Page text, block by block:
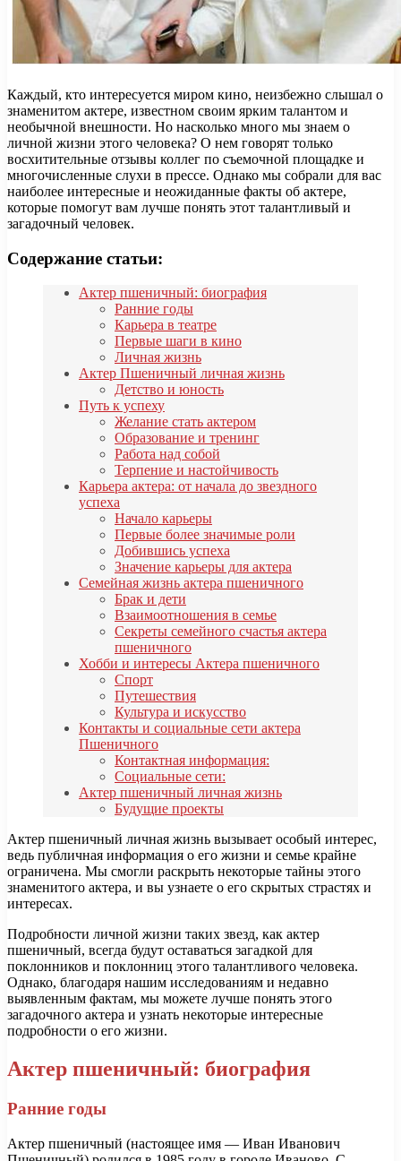
Каждый, кто интересуется миром кино, неизбежно слышал о
знаменитом актере, известном своим ярким талантом и
необычной внешности. Но насколько много мы знаем о
личной жизни этого человека? О нем говорят только
восхитительные отзывы коллег по съемочной площадке и
многочисленные слухи в прессе. Однако мы собрали для вас
наиболее интересные и неожиданные факты об актере,
которые помогут вам лучше понять этот талантливый и
загадочный человек.
Содержание статьи:
Актер пшеничный: биография
Ранние годы
Карьера в театре
Первые шаги в кино
Личная жизнь
Актер Пшеничный личная жизнь
Детство и юность
Путь к успеху
Желание стать актером
Образование и тренинг
Работа над собой
Терпение и настойчивость
Карьера актера: от начала до звездного
успеха
Начало карьеры
Первые более значимые роли
Добившись успеха
Значение карьеры для актера
Семейная жизнь актера пшеничного
Брак и дети
Взаимоотношения в семье
Секреты семейного счастья актера
пшеничного
Хобби и интересы Актера пшеничного
Спорт
Путешествия
Культура и искусство
Контакты и социальные сети актера
Пшеничного
Контактная информация:
Социальные сети:
Актер пшеничный личная жизнь
Будущие проекты
Актер пшеничный личная жизнь вызывает особый интерес,
ведь публичная информация о его жизни и семье крайне
ограничена. Мы смогли раскрыть некоторые тайны этого
знаменитого актера, и вы узнаете о его скрытых страстях и
интересах.
Подробности личной жизни таких звезд, как актер
пшеничный, всегда будут оставаться загадкой для
поклонников и поклонниц этого талантливого человека.
Однако, благодаря нашим исследованиям и недавно
выявленным фактам, мы можете лучше понять этого
загадочного актера и узнать некоторые интересные
подробности о его жизни.
Актер пшеничный: биография
Ранние годы
Актер пшеничный (настоящее имя — Иван Иванович